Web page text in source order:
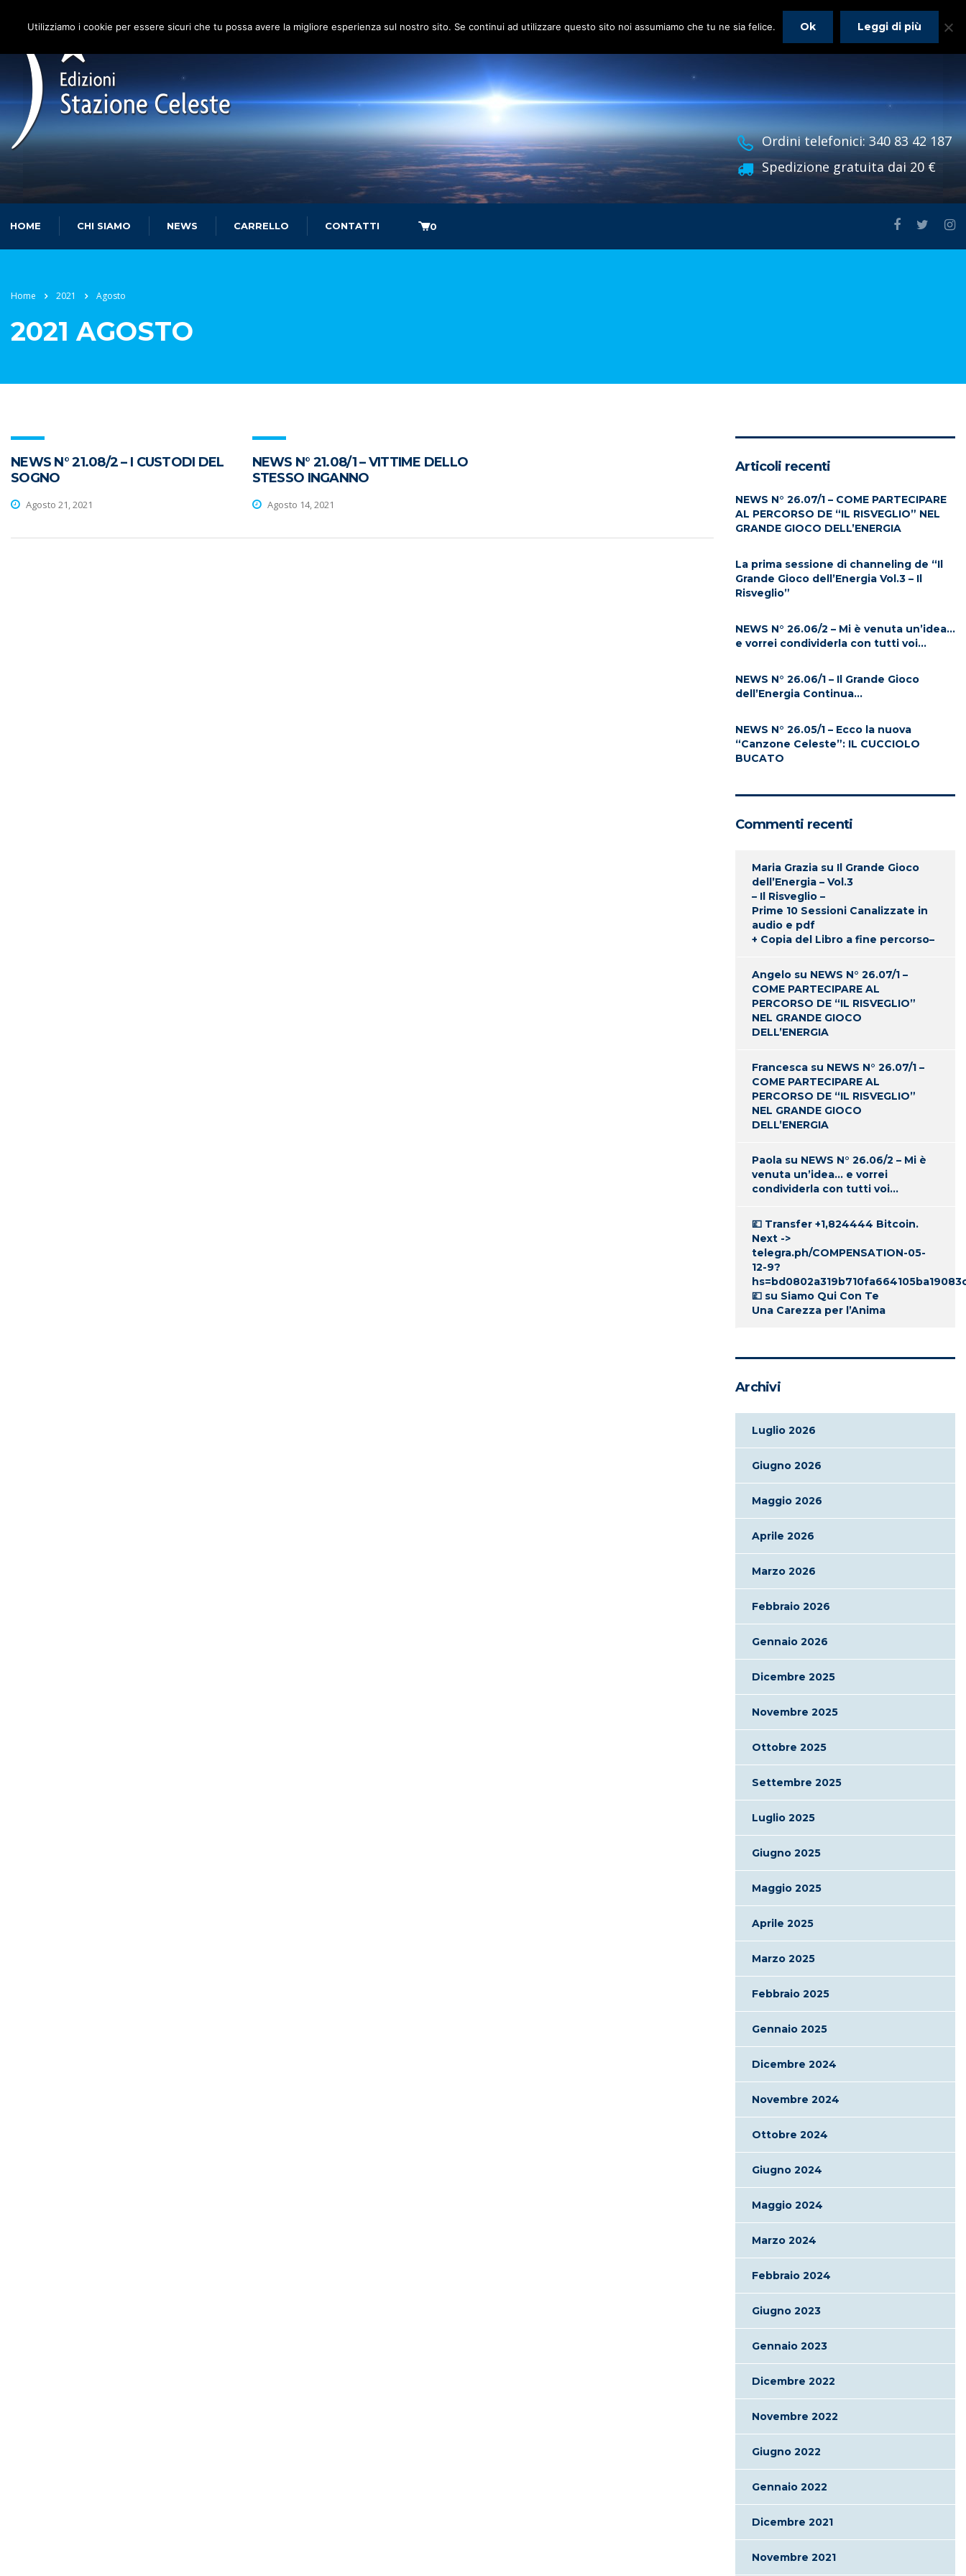
Ordini telefonici: 340 83 42 187
Spedizione gratuita dai 20 €
HOME CHI SIAMO NEWS CARRELLO CONTATTI 0
Home 2021 Agosto
2021 AGOSTO
NEWS N° 21.08/2 – I CUSTODI DEL
SOGNO
Agosto 21, 2021
NEWS N° 21.08/1 – VITTIME DELLO
STESSO INGANNO
Agosto 14, 2021
Articoli recenti
NEWS N° 26.07/1 – COME PARTECIPARE
AL PERCORSO DE “IL RISVEGLIO” NEL
GRANDE GIOCO DELL’ENERGIA
La prima sessione di channeling de “Il
Grande Gioco dell’Energia Vol.3 – Il
Risveglio”
NEWS N° 26.06/2 – Mi è venuta un’idea…
e vorrei condividerla con tutti voi…
NEWS N° 26.06/1 – Il Grande Gioco
dell’Energia Continua…
NEWS N° 26.05/1 – Ecco la nuova
“Canzone Celeste”: IL CUCCIOLO
BUCATO
Commenti recenti
Maria Grazia su Il Grande Gioco
dell’Energia – Vol.3
– Il Risveglio –
Prime 10 Sessioni Canalizzate in
audio e pdf
+ Copia del Libro a fine percorso–
Angelo su NEWS N° 26.07/1 –
COME PARTECIPARE AL
PERCORSO DE “IL RISVEGLIO”
NEL GRANDE GIOCO
DELL’ENERGIA
Francesca su NEWS N° 26.07/1 –
COME PARTECIPARE AL
PERCORSO DE “IL RISVEGLIO”
NEL GRANDE GIOCO
DELL’ENERGIA
Paola su NEWS N° 26.06/2 – Mi è
venuta un’idea… e vorrei
condividerla con tutti voi…
💷 Transfer +1,824444 Bitcoin.
Next ->
telegra.ph/COMPENSATION-05-
12-9?
💷 su Siamo Qui Con Te
Una Carezza per l’Anima
Archivi
Luglio 2026
Giugno 2026
Maggio 2026
Aprile 2026
Marzo 2026
Febbraio 2026
Gennaio 2026
Dicembre 2025
Novembre 2025
Ottobre 2025
Settembre 2025
Luglio 2025
Giugno 2025
Maggio 2025
Aprile 2025
Marzo 2025
Febbraio 2025
Gennaio 2025
Dicembre 2024
Novembre 2024
Ottobre 2024
Giugno 2024
Maggio 2024
Marzo 2024
Febbraio 2024
Giugno 2023
Gennaio 2023
Dicembre 2022
Novembre 2022
Giugno 2022
Gennaio 2022
Dicembre 2021
Novembre 2021
Utilizziamo i cookie per essere sicuri che tu possa avere la migliore esperienza sul nostro sito. Se continui ad utilizzare questo sito noi assumiamo che tu ne sia felice. Ok Leggi di più